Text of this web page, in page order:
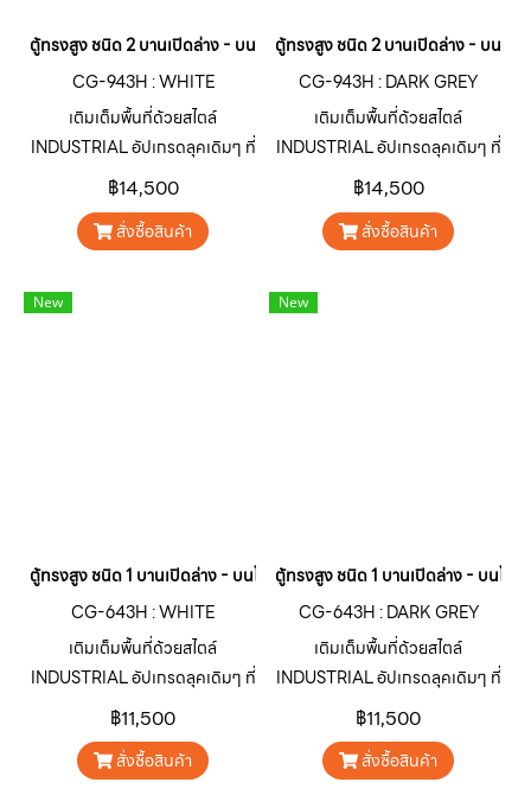
ตู้ทรงสูง ชนิด 2 บานเปิดล่าง - บนโล่ง สี : WHITE
CG-943H : WHITE
เติมเต็มพื้นที่ด้วยสไตล์
INDUSTRIAL อัปเกรดลุคเดิมๆ ที่
จำเจให้โดดเด่น ดิบ เท่ ไม่เหมือน
ใครด้วยตู้เหล็กอเนกประสงค์ ซีรีส์
CARGO “คาร์โก” สินค้ากลุ่มตู้
FURNITURE ออกแบบมาเพื่อ
฿14,500
สั่งซื้อสินค้า
ตู้ทรงสูง ชนิด 2 บานเปิดล่าง - บนโล่ง
CG-943H : DARK GREY
เติมเต็มพื้นที่ด้วยสไตล์
INDUSTRIAL อัปเกรดลุคเดิมๆ ที่
จำเจให้โดดเด่น ดิบ เท่ ไม่เหมือน
ใครด้วยตู้เหล็กอเนกประสงค์ ซีรีส์
CARGO “คาร์โก” สินค้ากลุ่มตู้
FURNITURE ออกแบบมาเพื่อ
฿14,500
สั่งซื้อสินค้า
New
ตู้ทรงสูง ชนิด 1 บานเปิดล่าง - บนโล่ง สี : WHITE
CG-643H : WHITE
เติมเต็มพื้นที่ด้วยสไตล์
INDUSTRIAL อัปเกรดลุคเดิมๆ ที่
จำเจให้โดดเด่น ดิบ เท่ ไม่เหมือน
ใครด้วยตู้เหล็กอเนกประสงค์ ซีรีส์
CARGO “คาร์โก” สินค้ากลุ่มตู้
฿11,500
สั่งซื้อสินค้า
New
ตู้ทรงสูง ชนิด 1 บานเปิดล่าง - บนโล่ง
CG-643H : DARK GREY
เติมเต็มพื้นที่ด้วยสไตล์
INDUSTRIAL อัปเกรดลุคเดิมๆ ที่
จำเจให้โดดเด่น ดิบ เท่ ไม่เหมือน
ใครด้วยตู้เหล็กอเนกประสงค์ ซีรีส์
CARGO “คาร์โก” สินค้ากลุ่มตู้
฿11,500
สั่งซื้อสินค้า